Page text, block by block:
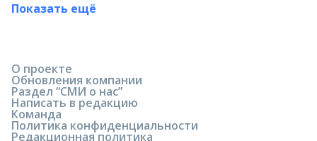
Показать ещё
О проекте
Обновления компании
Раздел “СМИ о нас”
Написать в редакцию
Команда
Политика конфиденциальности
Редакционная политика